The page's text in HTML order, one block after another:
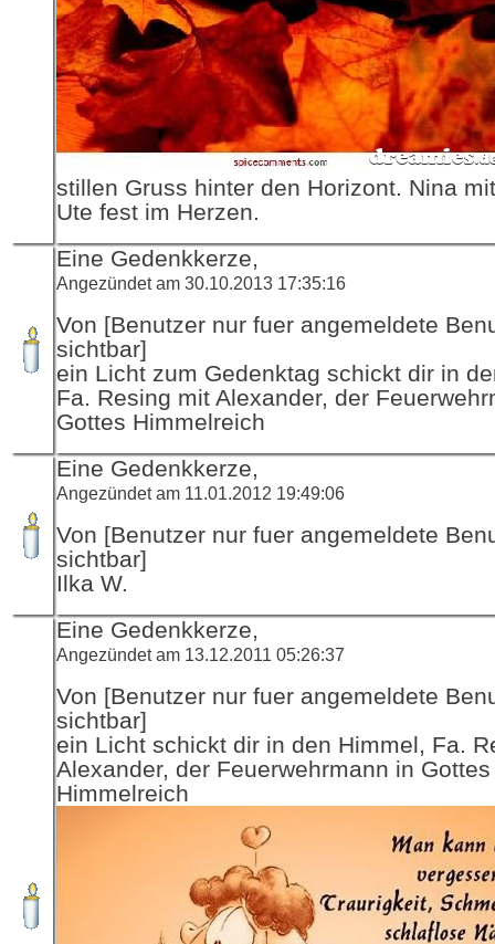
stillen Gruss hinter den Horizont. Nina
Ute fest im Herzen.
Eine Gedenkkerze,
Angezündet am 30.10.2013 17:35:16
Von [Benutzer nur fuer angemeldete
sichtbar]
ein Licht zum Gedenktag schickt dir in
Fa. Resing mit Alexander, der
Gottes Himmelreich
Eine Gedenkkerze,
Angezündet am 11.01.2012 19:49:06
Von [Benutzer nur fuer angemeldete
sichtbar]
Ilka W.
Eine Gedenkkerze,
Angezündet am 13.12.2011 05:26:37
Von [Benutzer nur fuer angemeldete
sichtbar]
ein Licht schickt dir in den Himmel, Fa.
Alexander, der Feuerwehrmann in Gottes
Himmelreich